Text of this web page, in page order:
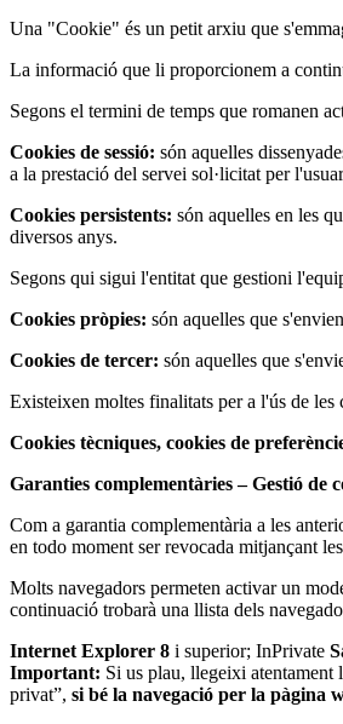
Una "Cookie" és un petit arxiu que
La informació que li proporcionem a
Segons el termini de temps que romanen
Cookies de sessió: són aquelles
a la prestació del servei sol·licitat per
Cookies persistents: són aquelles en les
diversos anys.
Segons qui sigui l'entitat que gestioni
Cookies pròpies: són aquelles que
Cookies de tercer: són aquelles que
Existeixen moltes finalitats per a l'ús de les
Cookies tècniques, cookies de
Garanties complementàries – Gestió de
Com a garantia complementària a les
en todo moment ser revocada mitjançant
Molts navegadors permeten activar un
continuació trobarà una llista dels
Internet Explorer 8 i superior; InPrivate
Important: Si us plau, llegeixi atentament
privat”, si bé la navegació per la pàgina